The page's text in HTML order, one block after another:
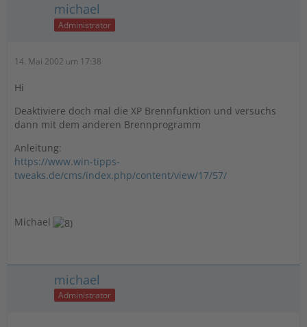
michael
Administrator
14. Mai 2002 um 17:38
Hi
Deaktiviere doch mal die XP Brennfunktion und versuchs
dann mit dem anderen Brennprogramm
Anleitung:
https://www.win-tipps-
tweaks.de/cms/index.php/content/view/17/57/
Michael
michael
Administrator